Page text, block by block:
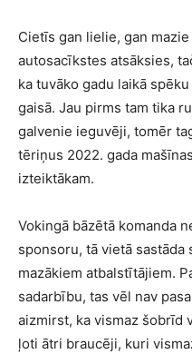
Cietīs gan lielie, gan
autosacīkstes atsāksies,
ka tuvāko gadu laikā
gaisā. Jau pirms tam tika
galvenie ieguvēji, tomēr
tēriņus 2022. gada
izteiktākam.
Vokingā bāzētā komanda
sponsoru, tā vietā sastāda
mazākiem atbalstītājiem.
sadarbību, tas vēl nav
aizmirst, ka vismaz šobrīd
ļoti ātri braucēji, kuri